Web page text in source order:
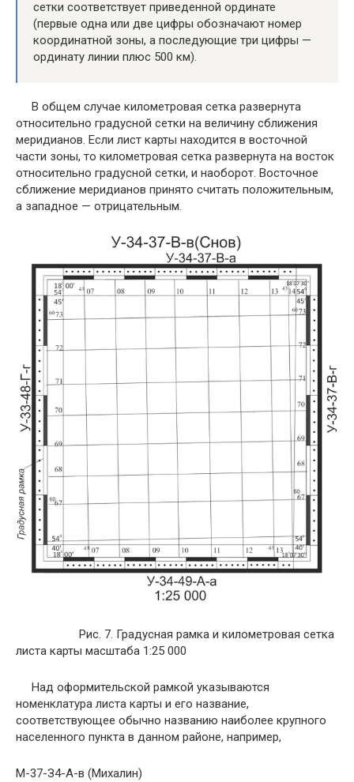
сетки соответствует приведенной ординате
(первые одна или две цифры обозначают номер
координатной зоны, а последующие три цифры —
ординату линии плюс 500 км).
В общем случае километровая сетка развернута
относительно градусной сетки на величину сближения
меридианов. Если лист карты находится в восточной
части зоны, то километровая сетка развернута на восток
относительно градусной сетки, и наоборот. Восточное
сближение меридианов принято считать положительным,
a западное — отрицательным.
Рис. 7. Градусная рамка и километровая сетка
листа карты масштаба 1:25 000
Над оформительской рамкой указываются
номенклатура листа карты и его название,
соответствующее обычно названию наиболее крупного
населенного пункта в данном районе, например,
M-37-З4-A-в (Михалин)